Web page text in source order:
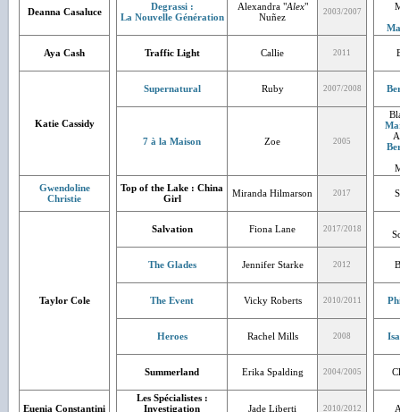
Deanna Casaluce
Degrassi :
La Nouvelle Génération
Alexandra "Alex"
Nuñez
2003/2007
Aya Cash Traffic Light Callie 2011
Katie Cassidy
Supernatural Ruby 2007/2008
7 à la Maison Zoe 2005
Gwendoline
Christie
Top of the Lake : China
Girl
Miranda Hilmarson 2017
Taylor Cole
Salvation Fiona Lane 2017/2018
The Glades Jennifer Starke 2012
The Event Vicky Roberts 2010/2011
Heroes Rachel Mills 2008
Summerland Erika Spalding 2004/2005
Euenia Constantini
Les Spécialistes :
Investigation
Jade Liberti 2010/2012